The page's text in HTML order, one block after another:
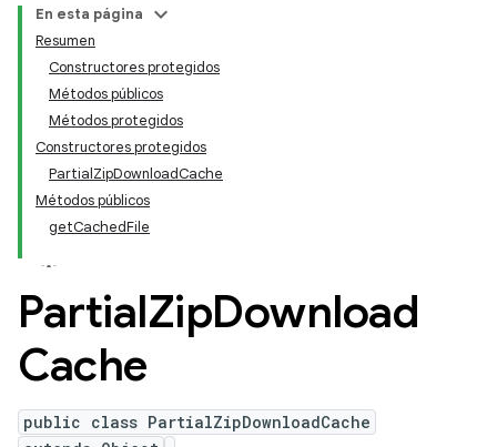
En esta página
Resumen
Constructores protegidos
Métodos públicos
Métodos protegidos
Constructores protegidos
PartialZipDownloadCache
Métodos públicos
getCachedFile
PartialZipDownload
Cache
public class PartialZipDownloadCache